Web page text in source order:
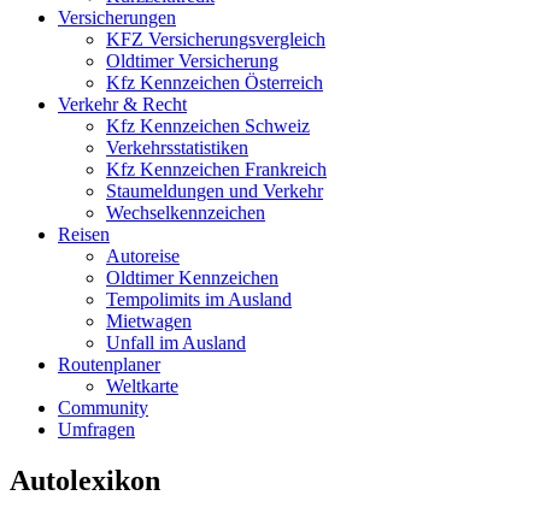
Versicherungen
KFZ Versicherungsvergleich
Oldtimer Versicherung
Kfz Kennzeichen Österreich
Verkehr & Recht
Kfz Kennzeichen Schweiz
Verkehrsstatistiken
Kfz Kennzeichen Frankreich
Staumeldungen und Verkehr
Wechselkennzeichen
Reisen
Autoreise
Oldtimer Kennzeichen
Tempolimits im Ausland
Mietwagen
Unfall im Ausland
Routenplaner
Weltkarte
Community
Umfragen
Autolexikon